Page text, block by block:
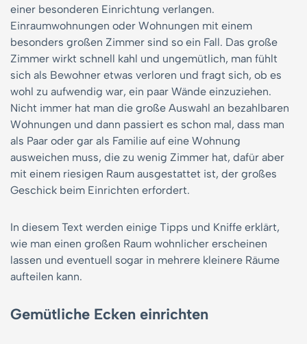
einer besonderen Einrichtung verlangen.
Einraumwohnungen oder Wohnungen mit einem
besonders großen Zimmer sind so ein Fall. Das große
Zimmer wirkt schnell kahl und ungemütlich, man fühlt
sich als Bewohner etwas verloren und fragt sich, ob es
wohl zu aufwendig war, ein paar Wände einzuziehen.
Nicht immer hat man die große Auswahl an bezahlbaren
Wohnungen und dann passiert es schon mal, dass man
als Paar oder gar als Familie auf eine Wohnung
ausweichen muss, die zu wenig Zimmer hat, dafür aber
mit einem riesigen Raum ausgestattet ist, der großes
Geschick beim Einrichten erfordert.
In diesem Text werden einige Tipps und Kniffe erklärt,
wie man einen großen Raum wohnlicher erscheinen
lassen und eventuell sogar in mehrere kleinere Räume
aufteilen kann.
Gemütliche Ecken einrichten